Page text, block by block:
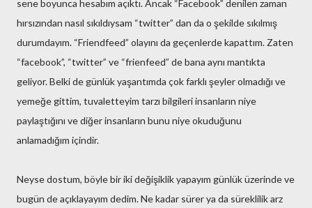
sene boyunca hesabım açıktı. Ancak “Facebook” denilen zaman
hırsızından nasıl sıkıldıysam “twitter” dan da o şekilde sıkılmış
durumdayım. “Friendfeed” olayını da geçenlerde kapattım. Zaten
“facebook”, “twitter” ve “frienfeed” de bana aynı mantıkta
geliyor. Belki de günlük yaşantımda çok farklı şeyler olmadığı ve
yemeğe gittim, tuvaletteyim tarzı bilgileri insanların niye
paylaştığını ve diğer insanların bunu niye okuduğunu
anlamadığım içindir.
Neyse dostum, böyle bir iki değişiklik yapayım günlük üzerinde ve
bugün de açıklayayım dedim. Ne kadar sürer ya da süreklilik arz